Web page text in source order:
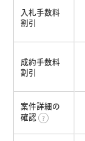
入札手数料
割引
成約手数料
割引
案件詳細の
確認